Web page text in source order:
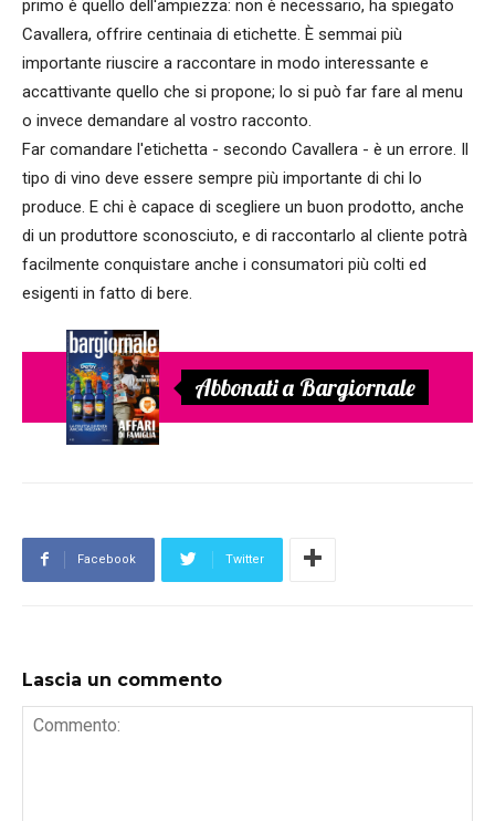
primo è quello dell'ampiezza: non è necessario, ha spiegato
Cavallera, offrire centinaia di etichette. È semmai più
importante riuscire a raccontare in modo interessante e
accattivante quello che si propone; lo si può far fare al menu
o invece demandare al vostro racconto.
Far comandare l'etichetta - secondo Cavallera - è un errore. Il
tipo di vino deve essere sempre più importante di chi lo
produce. E chi è capace di scegliere un buon prodotto, anche
di un produttore sconosciuto, e di raccontarlo al cliente potrà
facilmente conquistare anche i consumatori più colti ed
esigenti in fatto di bere.
Abbonati a Bargiornale
Facebook Twitter
Lascia un commento